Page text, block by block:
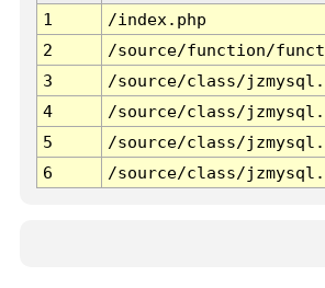
1
/index.php
2
/source/function/
3
/source/class/
4
/source/class/
5
/source/class/
6
/source/class/